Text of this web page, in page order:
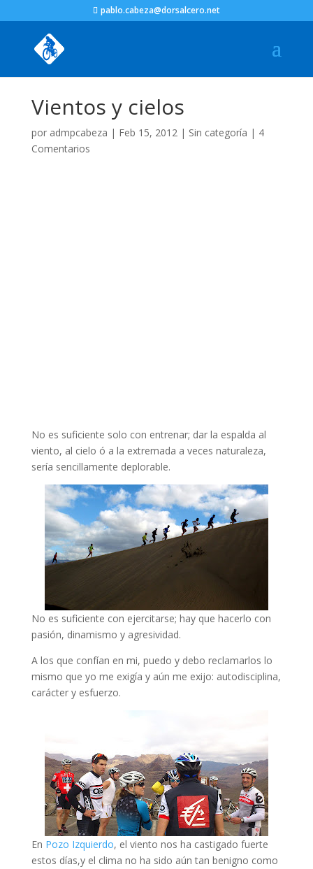
pablo.cabeza@dorsalcero.net
Vientos y cielos
por admpcabeza | Feb 15, 2012| Sin categoría | 4
Comentarios
No es suficiente solo con entrenar; dar la espalda al
viento, al cielo ó a la extremada a veces naturaleza,
sería sencillamente deplorable.
No es suficiente con ejercitarse; hay que hacerlo con
pasión, dinamismo y agresividad.
A los que confían en mi, puedo y debo reclamarlos lo
mismo que yo me exigía y aún me exijo: autodisciplina,
carácter y esfuerzo.
En Pozo Izquierdo, el viento nos ha castigado fuerte
estos días,y el clima no ha sido aún tan benigno como